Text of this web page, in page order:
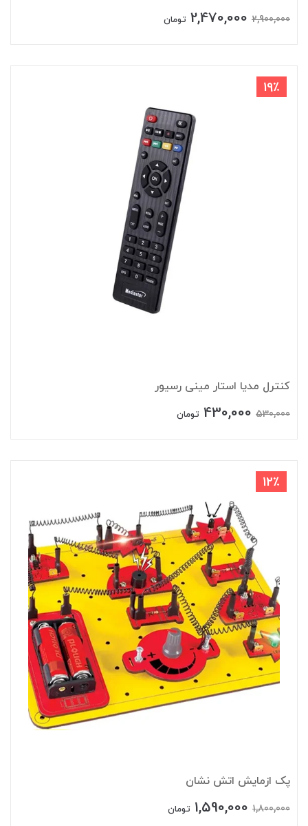
2,900,000
2,470,000 تومان
19٪
کنترل مدیا استار مینی رسیور
530,000
430,000 تومان
12٪
پک ازمایش اتش نشان
1,800,000
1,590,000 تومان